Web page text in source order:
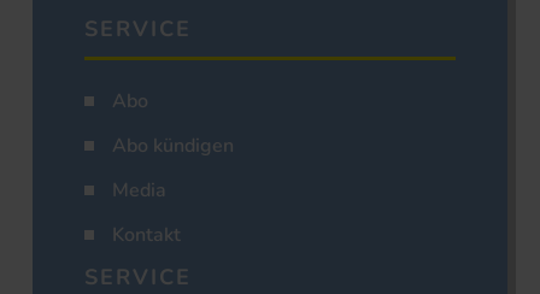
SERVICE
Abo
Abo kündigen
Media
Kontakt
SERVICE